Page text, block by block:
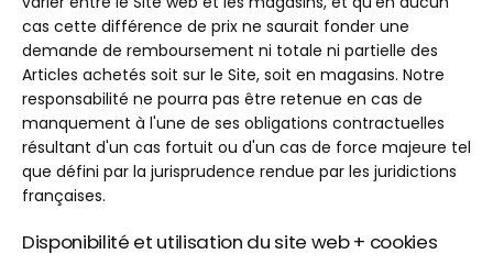
cas cette différence de prix ne saurait fonder une
demande de remboursement ni totale ni partielle des
Articles achetés soit sur le Site, soit en magasins. Notre
responsabilité ne pourra pas être retenue en cas de
manquement à l'une de ses obligations contractuelles
résultant d'un cas fortuit ou d'un cas de force majeure tel
que défini par la jurisprudence rendue par les juridictions
françaises.
Disponibilité et utilisation du site web + cookies